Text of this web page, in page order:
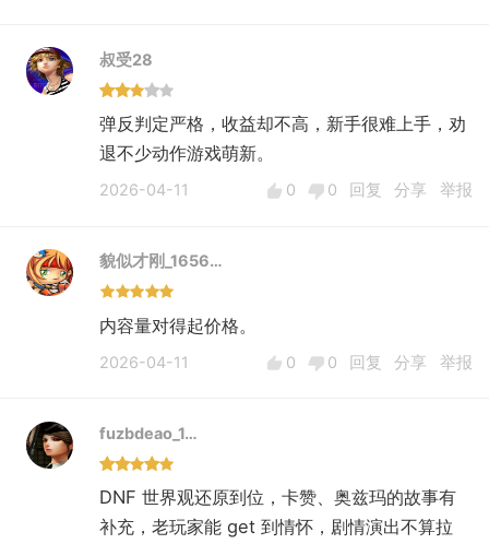
叔受28
弹反判定严格，收益却不高，新手很难上手，劝
退不少动作游戏萌新。
2026-04-11 0 0 回复 分享 举报
貌似才刚_1656…
内容量对得起价格。
2026-04-11 0 0 回复 分享 举报
fuzbdeao_1…
DNF 世界观还原到位，卡赞、奥兹玛的故事有
补充，老玩家能 get 到情怀，剧情演出不算拉